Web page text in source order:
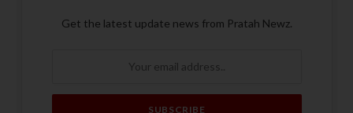
Get the latest update news from Pratah Newz.